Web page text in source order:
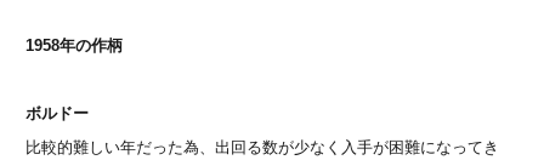
1958年の作柄
ボルドー
比較的難しい年だった為、出回る数が少なく入手が困難になってき